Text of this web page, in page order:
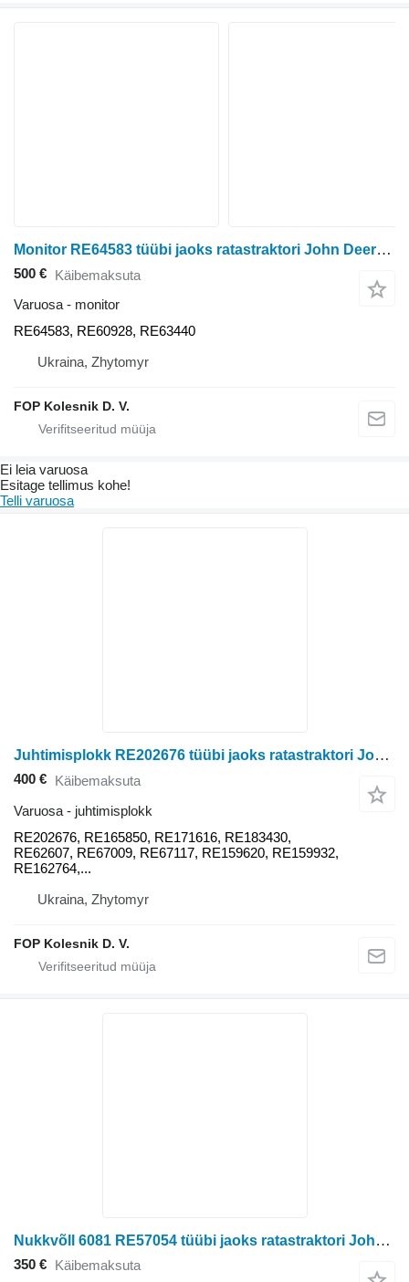
Monitor RE64583 tüübi jaoks ratastraktori John Deere 8110 8100 8100T 8200 8210 8200T 8120 8110T 9620 9120 9200 9100 9320 9220 9300 8520 9520 9420 9400 8300 8320 8310T 8300T 8310 8220 8210T 8400T 8400 8410 8410T 8420
500 € Käibemaksuta
Varuosa - monitor
RE64583, RE60928, RE63440
Ukraina, Zhytomyr
FOP Kolesnik D. V.
Ei leia varuosa
Esitage tellimus kohe!
Telli varuosa
Juhtimisplokk RE202676 tüübi jaoks ratastraktori John Deere 8100, 8110T, 8200, 8210T, 8300, 8310T, 8400, 8410T, 9300T, 9400T
400 € Käibemaksuta
Varuosa - juhtimisplokk
RE202676, RE165850, RE171616, RE183430,
RE62607, RE67009, RE67117, RE159620, RE159932,
RE162764,...
Ukraina, Zhytomyr
FOP Kolesnik D. V.
Nukkvõll 6081 RE57054 tüübi jaoks ratastraktori John Deere 8200, 8300, 8400, 2256, 2268, 2264
350 € Käibemaksuta